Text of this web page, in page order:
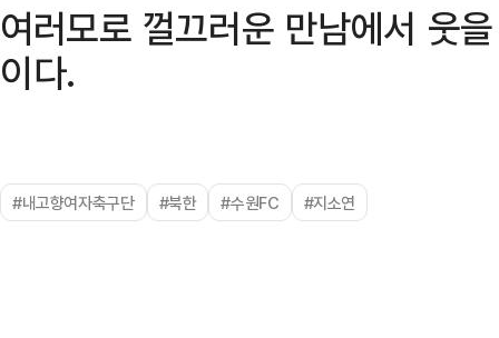
여러모로 껄끄러운 만남에서 웃
이다.
#내고향여자축구단 #북한 #수원FC #지소연